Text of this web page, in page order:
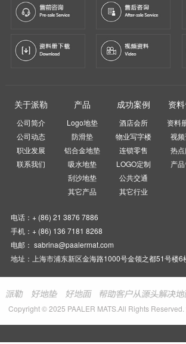
关于派勒
公司简介
公司动态
职业发展
联系我们
产品
Logo地垫
防滑垫
铝合金地垫
吸水地垫
刮沙地垫
其它产品
成功案例
酒店会所
物业写字楼
连锁零售
LOGO定制
公共交通
其它行业
资
资料
视
热
产
电话：+ (86) 21 3876 7886
手机：+ (86) 136 7181 8268
电邮： sabrina@paalermat.com
地址：上海市浦东新区金海路1000号金领之都51号楼6
Copyright © 2025 PAALER MATS.All Rights Reserved.